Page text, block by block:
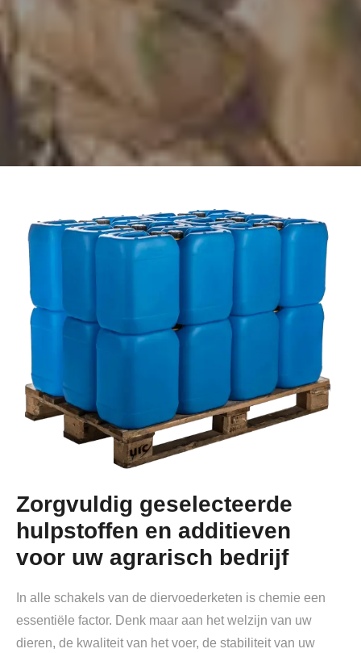
Zorgvuldig geselecteerde
hulpstoffen en additieven
voor uw agrarisch bedrijf
In alle schakels van de diervoederketen is chemie een
essentiële factor. Denk maar aan het welzijn van uw
dieren, de kwaliteit van het voer, de stabiliteit van uw